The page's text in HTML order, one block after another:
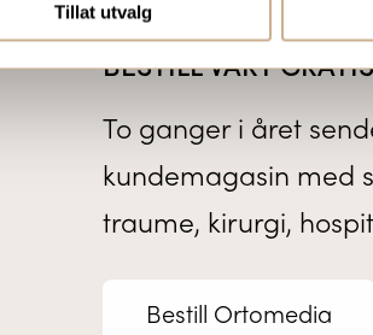
Tillat utvalg
BESTILL VÅRT
To ganger i året
kundemagasin med
traume, kirurgi,
Bestill Ortomedia